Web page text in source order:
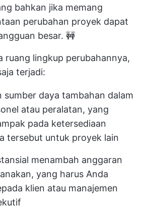
bahkan jika memang
perubahan proyek dapat
besar. 🚧
ruang lingkup perubahannya,
terjadi:
sumber daya tambahan dalam
atau peralatan, yang
pada ketersediaan
tersebut untuk proyek lain
menambah anggaran
yang harus Anda
klien atau manajemen